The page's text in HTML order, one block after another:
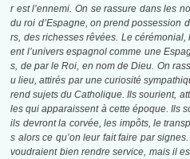
r est l’ennemi. On se rassure dans les
du roi d’Espagne, on prend possession
rs, des richesses rêvées. Le
ent l’univers espagnol comme une
s, de par le Roi, en nom de Dieu. On
u lieu, attirés par une curiosité
rend sujets du Catholique. Ils sourient,
les qui apparaissent à cette époque. Ils
ils devront la corvée, les impôts, le
s alors ce qu’on leur fait faire par
voudraient bien rendre service, mais il